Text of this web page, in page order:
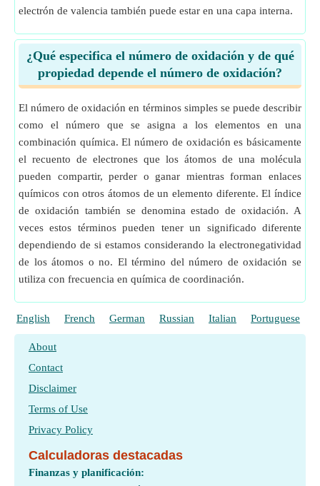
electrón de valencia también puede estar en una capa interna.
¿Qué especifica el número de oxidación y de qué
propiedad depende el número de oxidación?
El número de oxidación en términos simples se puede describir
como el número que se asigna a los elementos en una
combinación química. El número de oxidación es básicamente
el recuento de electrones que los átomos de una molécula
pueden compartir, perder o ganar mientras forman enlaces
químicos con otros átomos de un elemento diferente. El índice
de oxidación también se denomina estado de oxidación. A
veces estos términos pueden tener un significado diferente
dependiendo de si estamos considerando la electronegatividad
de los átomos o no. El término del número de oxidación se
utiliza con frecuencia en química de coordinación.
English French German Russian Italian Portuguese
About
Contact
Disclaimer
Terms of Use
Privacy Policy
Calculadoras destacadas
Finanzas y planificación: